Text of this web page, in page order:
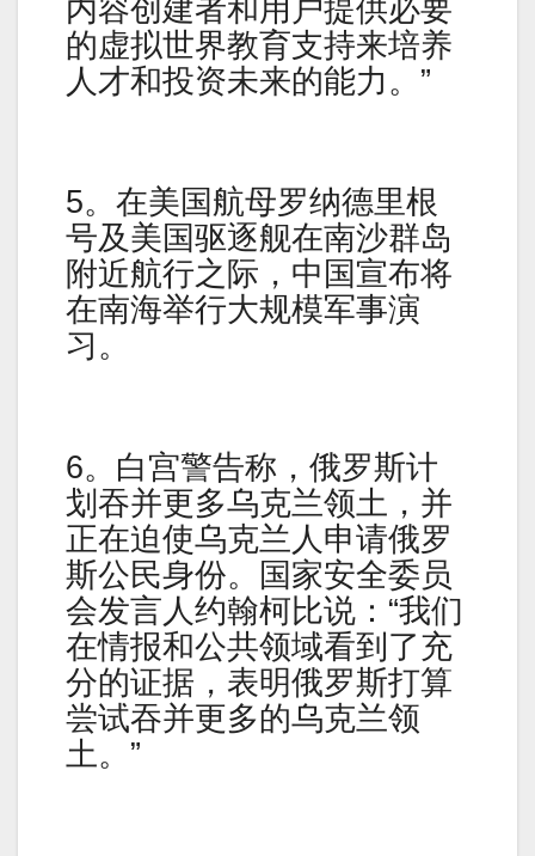
内容创建者和用户提供必要
的虚拟世界教育支持来培养
人才和投资未来的能力。”
5。在美国航母罗纳德里根
号及美国驱逐舰在南沙群岛
附近航行之际，中国宣布将
在南海举行大规模军事演
习。
6。白宫警告称，俄罗斯计
划吞并更多乌克兰领土，并
正在迫使乌克兰人申请俄罗
斯公民身份。国家安全委员
会发言人约翰柯比说：“我们
在情报和公共领域看到了充
分的证据，表明俄罗斯打算
尝试吞并更多的乌克兰领
土。”